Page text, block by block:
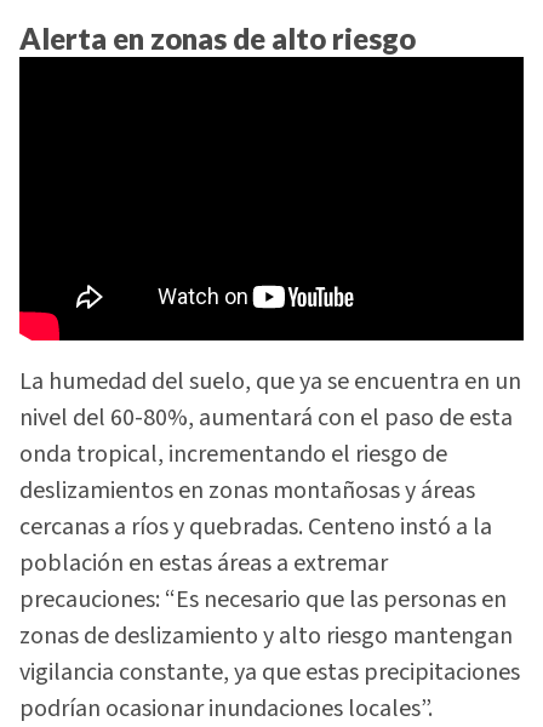
Alerta en zonas de alto riesgo
La humedad del suelo, que ya se encuentra en un
nivel del 60-80%, aumentará con el paso de esta
onda tropical, incrementando el riesgo de
deslizamientos en zonas montañosas y áreas
cercanas a ríos y quebradas. Centeno instó a la
población en estas áreas a extremar
precauciones: “Es necesario que las personas en
zonas de deslizamiento y alto riesgo mantengan
vigilancia constante, ya que estas precipitaciones
podrían ocasionar inundaciones locales”.